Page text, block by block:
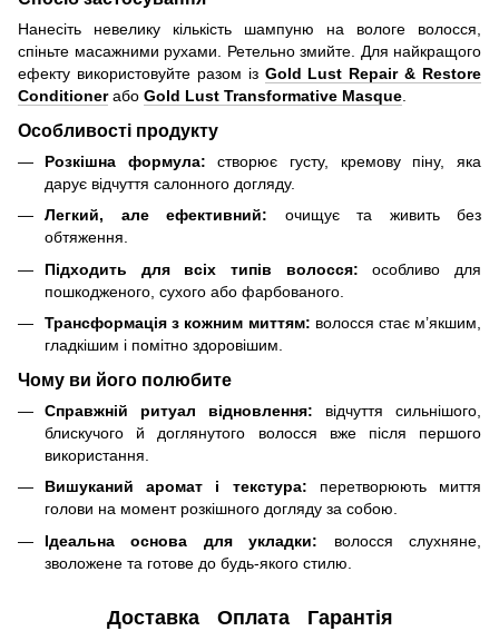
Нанесіть невелику кількість шампуню на вологе волосся,
спіньте масажними рухами. Ретельно змийте. Для найкращого
ефекту використовуйте разом із Gold Lust Repair & Restore
Conditionerабо Gold Lust Transformative Masque
Особливості продукту
Розкішна формула: створює густу, кремову піну, яка
дарує відчуття салонного догляду.
Легкий, але ефективний: очищує та живить без
обтяження.
Підходить для всіх типів волосся: особливо для
пошкодженого, сухого або фарбованого.
Трансформація з кожним миттям: волосся стає м’якшим,
гладкішим і помітно здоровішим.
Чому ви його полюбите
Справжній ритуал відновлення: відчуття сильнішого,
блискучого й доглянутого волосся вже після першого
використання.
Вишуканий аромат і текстура: перетворюють миття
голови на момент розкішного догляду за собою.
Ідеальна основа для укладки: волосся слухняне,
зволожене та готове до будь-якого стилю.
Доставка Оплата Гарантія